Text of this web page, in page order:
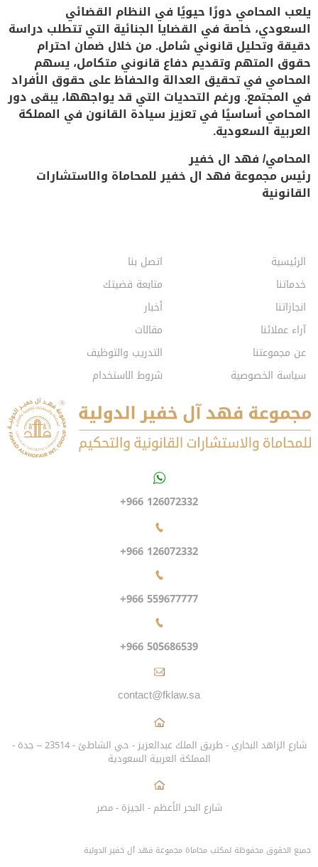
يلعب المحامي دورًا حيويًا في النظام القضائي
السعودي، خاصة في القضايا الجنائية التي تتطلب دراسة
دقيقة وتحليل قانوني شامل. من خلال ضمان احترام
حقوق المتهم وتقديم دفاع قانوني متكامل، يسهم
المحامي في تحقيق العدالة والحفاظ على حقوق الأفراد
في المجتمع. ورغم التحديات التي قد يواجهها، يبقى دور
المحامي أساسيًا في تعزيز سيادة القانون في المملكة
العربية السعودية.
المحامي/ فهد ال خفير
رئيس مجموعة فهد ال خفير للمحاماة والاستشارات
القانونية
الرئيسية
خدماتنا
انجازاتنا
آراء عملائنا
عن مجموعتنا
سياسة الخصوصية
اتصل بنا
متابعة قضيتك
أخبار
مقالات
التدريب والتوظيف
شروط الاستخدام
+966 126072332
+966 126072332
+966 559677777
+966 505686539
contact@fklaw.sa
شارع الزاهد البخاري - طريق الملك عبدالعزيز - حي الشاطئ - 23514 – جدة -
المملكة العربية السعودية
شارع البحر الأعظم - الجيزة - مصر
جميع الحقوق محفوظة لمكتب محاماة مجموعة فهد آل خفير الدولية